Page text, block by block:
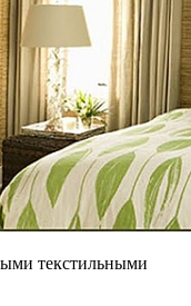
текстильными